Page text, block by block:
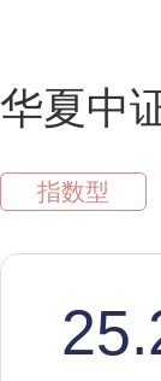
华夏中
指数型